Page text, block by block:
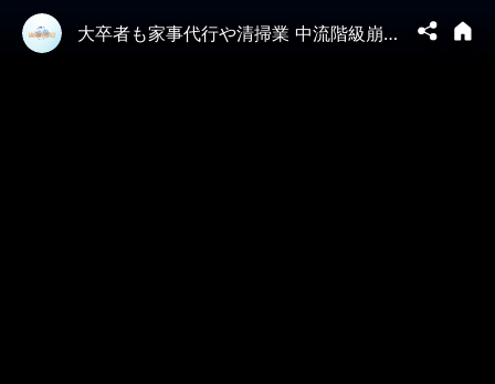
大卒者も家事代行や清掃業 中流階級崩壊でどうなる？